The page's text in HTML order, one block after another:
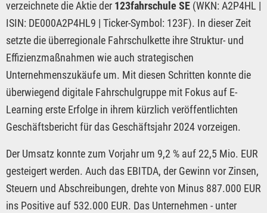
verzeichnete die Aktie der 123fahrschule SE (WKN: A2P4HL |
ISIN: DE000A2P4HL9 | Ticker-Symbol: 123F). In dieser Zeit
setzte die überregionale Fahrschulkette ihre Struktur- und
Effizienzmaßnahmen wie auch strategischen
Unternehmenszukäufe um. Mit diesen Schritten konnte die
überwiegend digitale Fahrschulgruppe mit Fokus auf E-
Learning erste Erfolge in ihrem kürzlich veröffentlichten
Geschäftsbericht für das Geschäftsjahr 2024 vorzeigen.
Der Umsatz konnte zum Vorjahr um 9,2 % auf 22,5 Mio. EUR
gesteigert werden. Auch das EBITDA, der Gewinn vor Zinsen,
Steuern und Abschreibungen, drehte von Minus 887.000 EUR
ins Positive auf 532.000 EUR. Das Unternehmen - unter